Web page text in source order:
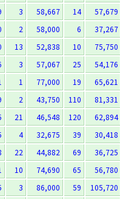
3 58,667 14 57,679
2 58,000 6 37,267
13 52,838 10 75,750
3 57,067 25 54,176
1 77,000 19 65,621
2 43,750 110 81,331
21 46,548 120 62,894
4 32,675 39 30,418
22 44,882 69 36,725
10 74,690 65 56,780
3 86,000 59 105,720